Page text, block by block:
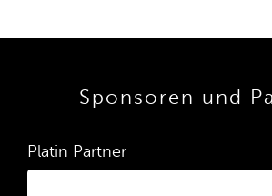
Sponsoren und
Platin Partner